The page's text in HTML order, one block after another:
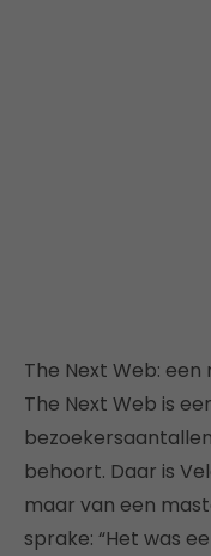
The Next Web:
The Next Web is
behoort. Daar is
maar van een
sprake: “Het was